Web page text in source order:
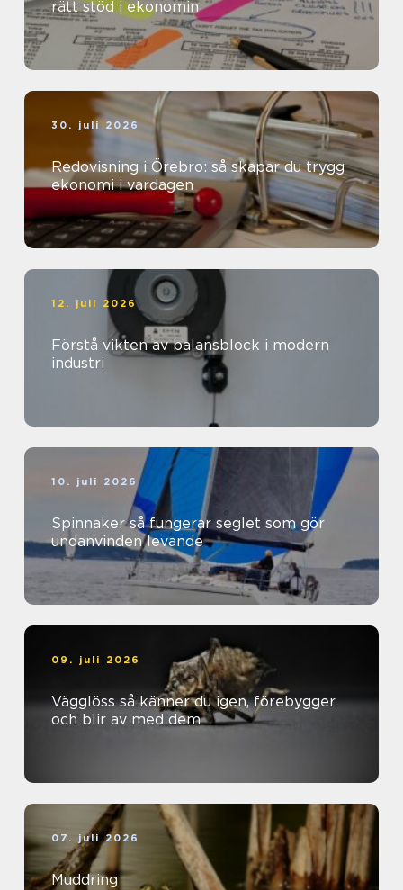
rätt stöd i ekonomin
30. juli 2026
Redovisning i Örebro: så skapar du trygg
ekonomi i vardagen
12. juli 2026
Förstå vikten av balansblock i modern
industri
10. juli 2026
Spinnaker så fungerar seglet som gör
undanvinden levande
09. juli 2026
Vägglöss så känner du igen, förebygger
och blir av med dem
07. juli 2026
Muddring